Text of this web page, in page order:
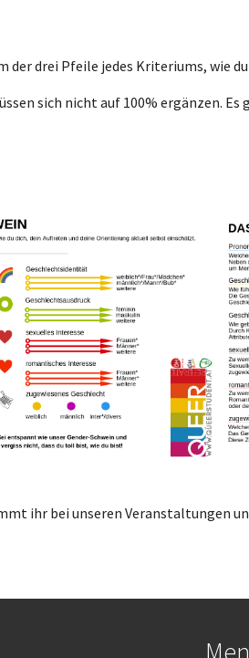
der drei Pfeile jedes Kriteriums, wie
sich nicht auf 100% ergänzen.
ihr bei unseren Veranstaltungen